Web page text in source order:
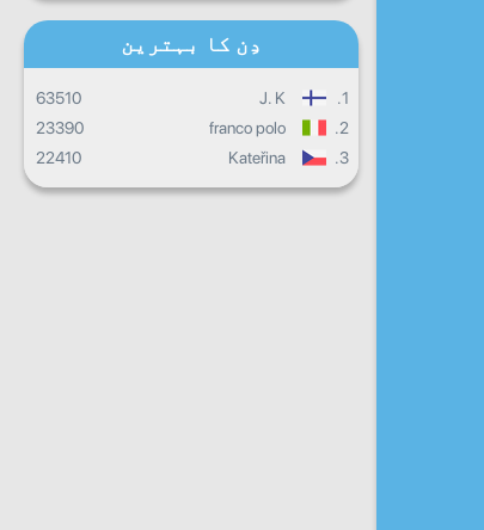
دِن کا بہترین
1.
J. K
63510
2.
franco polo
23390
3.
Kateřina
22410